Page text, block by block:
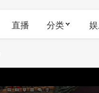
直播 分类